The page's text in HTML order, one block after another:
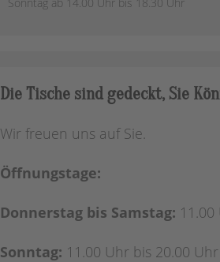
Die Tische sind gedeckt, Sie
Wir freuen uns auf Sie.
Öffnungstage:
Donnerstag bis Samstag:
Sonntag: 11.00 Uhr bis 20.00